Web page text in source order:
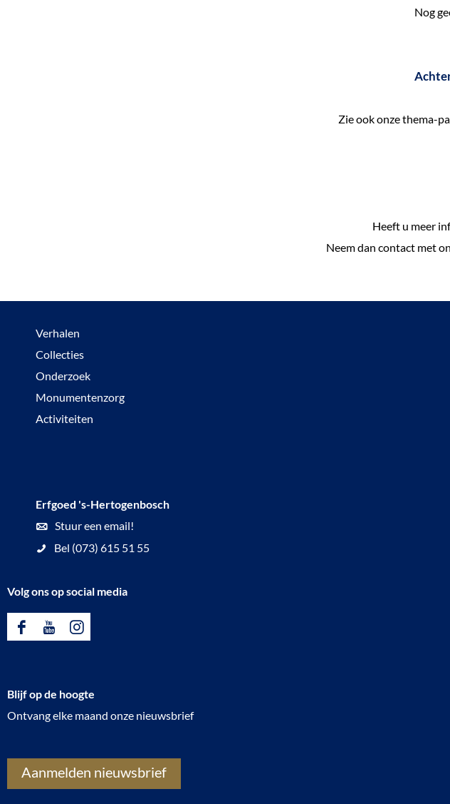
Nog
Zie ook onze thema-
Heeft u meer
Neem dan contact met
Verhalen
Collecties
Onderzoek
Monumentenzorg
Activiteiten
Erfgoed 's-Hertogenbosch
Stuur een email!
Bel (073) 615 51 55
Volg ons op social media
F
e
b
o
k
Y
T
u
E
I
t
a
a
Blijf op de hoogte
Ontvang elke maand onze nieuwsbrief
Aanmelden nieuwsbrief